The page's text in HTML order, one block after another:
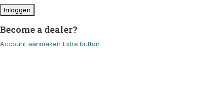
Inloggen
Become a dealer?
Account aanmaken Extra button